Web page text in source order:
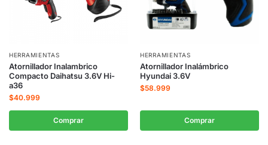
HERRAMIENTAS
Atornillador Inalambrico
Compacto Daihatsu 3.6V Hi-
a36
$40.999
Comprar
HERRAMIENTAS
Atornillador Inalámbrico
Hyundai 3.6V
$58.999
Comprar